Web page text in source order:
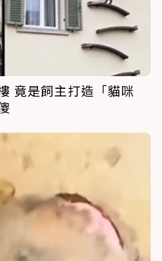
竟是飼主打造「貓咪